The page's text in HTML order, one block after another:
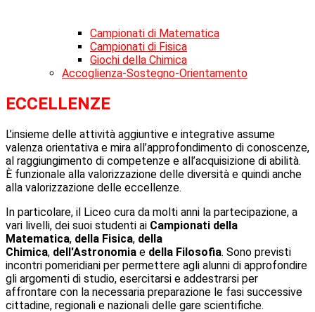
Campionati di Matematica
Campionati di Fisica
Giochi della Chimica
Accoglienza-Sostegno-Orientamento
ECCELLENZE
L’insieme delle attività aggiuntive e integrative assume
valenza orientativa e mira all’approfondimento di conoscenze,
al raggiungimento di competenze e all’acquisizione di abilità.
È funzionale alla valorizzazione delle diversità e quindi anche
alla valorizzazione delle eccellenze.
In particolare, il Liceo cura da molti anni la partecipazione, a
vari livelli, dei suoi studenti ai Campionati della
Matematica, della Fisica, della
Chimica, dell'Astronomia e della Filosofia. Sono previsti
incontri pomeridiani per permettere agli alunni di approfondire
gli argomenti di studio, esercitarsi e addestrarsi per
affrontare con la necessaria preparazione le fasi successive
cittadine, regionali e nazionali delle gare scientifiche.